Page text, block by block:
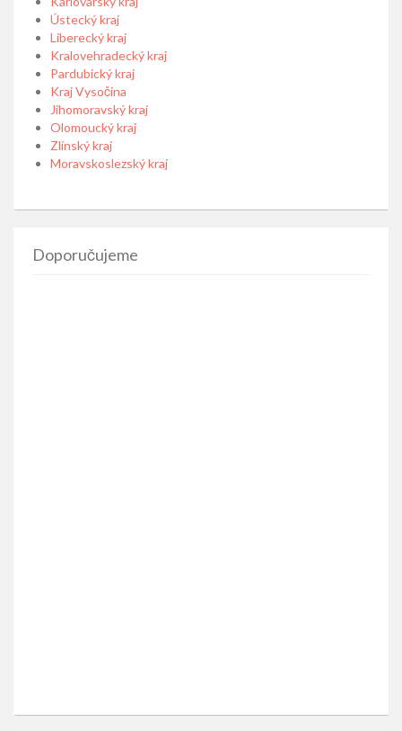
Ústecký kraj
Liberecký kraj
Kralovehradecký kraj
Pardubický kraj
Kraj Vysočina
Jihomoravský kraj
Olomoucký kraj
Zlínský kraj
Moravskoslezský kraj
Doporučujeme